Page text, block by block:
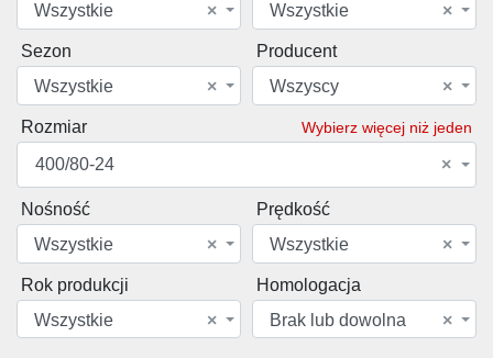
×
Wszystkie
×
Wszystkie
Sezon
×
Wszystkie
Producent
×
Wszyscy
Rozmiar Wybierz więcej niż jeden
×
400/80-24
Nośność
×
Wszystkie
Prędkość
×
Wszystkie
Rok produkcji
×
Wszystkie
Homologacja
×
Brak lub dowolna